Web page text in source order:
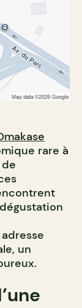
rare à
un